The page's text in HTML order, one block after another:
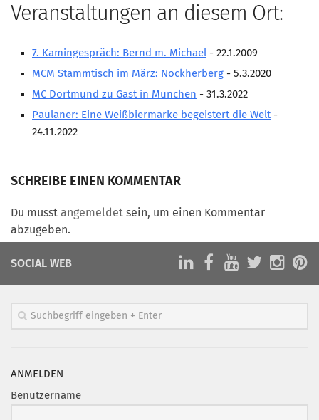
Bundesverband Marketing Clubs
Marketing Pioniere im BVMC
CLUB-KOMMUNIKATION
Clubmagazin
MITGLIEDSCHAFT
PODCAST
Veranstaltungen an diesem Ort:
7. Kamingespräch: Bernd m. Michael - 22.1.2009
MCM Stammtisch im März: Nockherberg - 5.3.2020
MC Dortmund zu Gast in München - 31.3.2022
Paulaner: Eine Weißbiermarke begeistert die Welt-
24.11.2022
SCHREIBE EINEN KOMMENTAR
Du musst angemeldet sein, um einen Kommentar
abzugeben.
SOCIAL WEB
ANMELDEN
Benutzername